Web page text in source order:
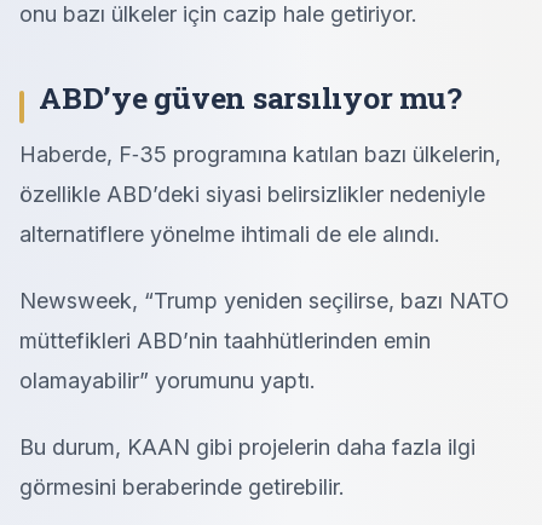
onu bazı ülkeler için cazip hale getiriyor.
ABD’ye güven sarsılıyor mu?
Haberde, F‑35 programına katılan bazı ülkelerin,
özellikle ABD’deki siyasi belirsizlikler nedeniyle
alternatiflere yönelme ihtimali de ele alındı.
Newsweek, “Trump yeniden seçilirse, bazı NATO
müttefikleri ABD’nin taahhütlerinden emin
olamayabilir” yorumunu yaptı.
Bu durum, KAAN gibi projelerin daha fazla ilgi
görmesini beraberinde getirebilir.